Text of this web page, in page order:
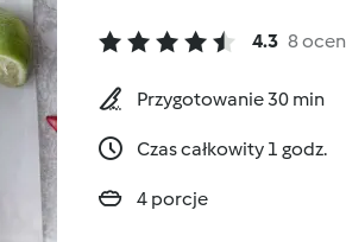
4.3 8 ocen
Przygotowanie 30 min
Czas całkowity 1 godz.
4 porcje